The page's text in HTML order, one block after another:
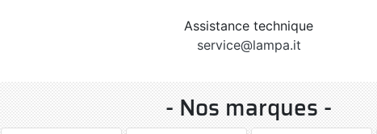
Assistance technique
service@lampa.it
- Nos marques -